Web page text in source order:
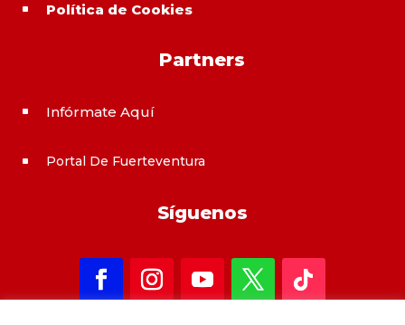
^ Política de Cookies
Partners
^ Infórmate Aquí
^ Portal De Fuerteventura
Síguenos